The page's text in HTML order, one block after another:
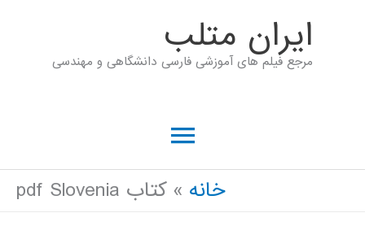
ايران متلب
مرجع فیلم های آموزشی فارسی دانشگاهی و مهندسی
فهرست
اصلیخانه کتاب pdf Slovenia